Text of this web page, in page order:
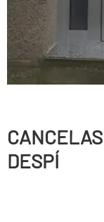
DESPÍ